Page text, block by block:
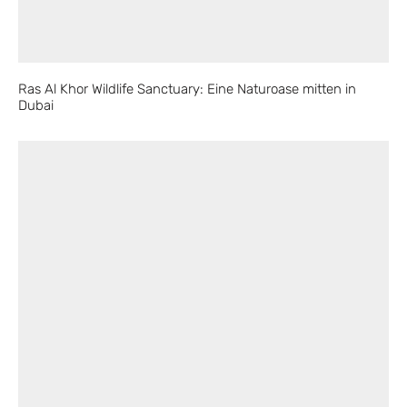
Ras Al Khor Wildlife Sanctuary: Eine Naturoase mitten in
Dubai